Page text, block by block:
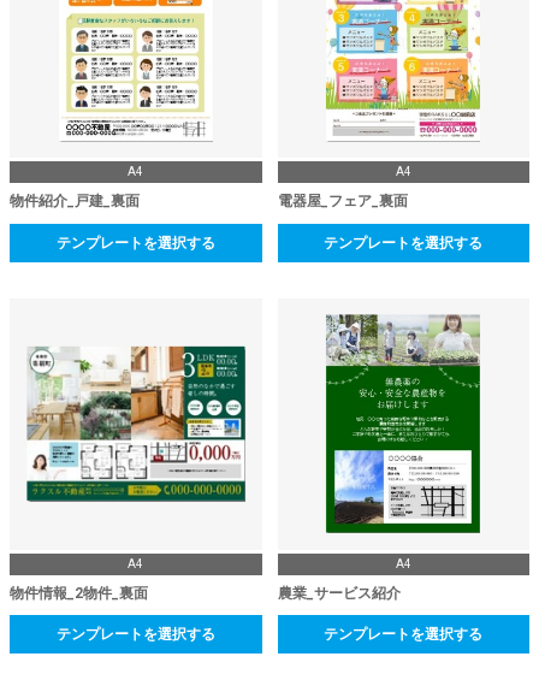
A4
物件紹介_戸建_裏面
テンプレートを選択する
A4
電器屋_フェア_裏面
テンプレートを選択する
A4
物件情報_2物件_裏面
テンプレートを選択する
A4
農業_サービス紹介
テンプレートを選択する